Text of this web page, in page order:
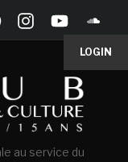
LOGIN
au service du